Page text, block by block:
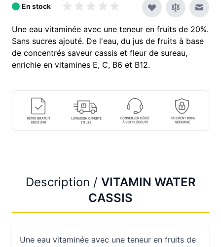
En stock
Une eau vitaminée avec une teneur en fruits de 20%.
Sans sucres ajouté. De l'eau, du jus de fruits à base
de concentrés saveur cassis et fleur de sureau,
enrichie en vitamines E, C, B6 et B12.
Description / VITAMIN WATER
CASSIS
Une eau vitaminée avec une teneur en fruits de